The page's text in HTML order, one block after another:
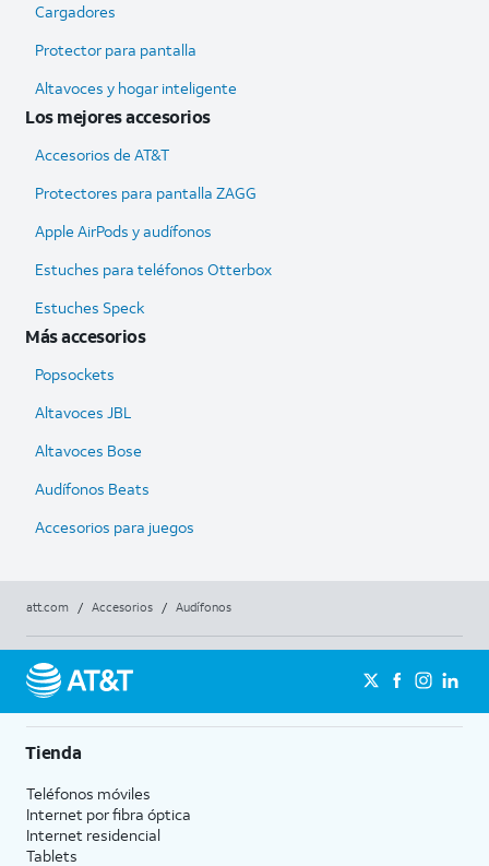
Cargadores
Protector para pantalla
Altavoces y hogar inteligente
Los mejores accesorios
Accesorios de AT&T
Protectores para pantalla ZAGG
Apple AirPods y audífonos
Estuches para teléfonos Otterbox
Estuches Speck
Más accesorios
Popsockets
Altavoces JBL
Altavoces Bose
Audífonos Beats
Accesorios para juegos
att.com / Accesorios / Audífonos
Tienda
Teléfonos móviles
Internet por fibra óptica
Internet residencial
Tablets